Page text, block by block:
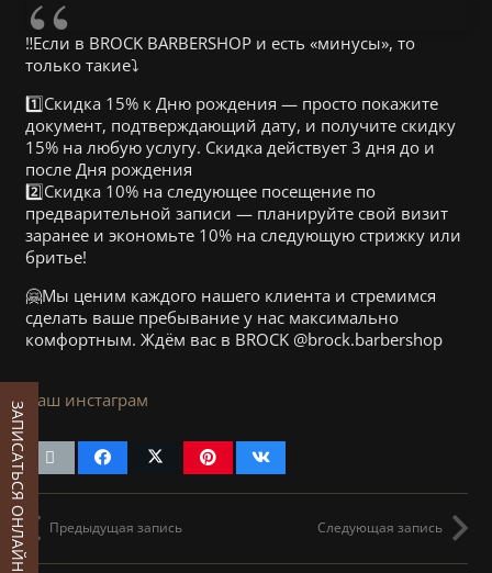
‼️Если в BROCK BARBERSHOP и есть «минусы», то
только такие⤵️
1️⃣Скидка 15% к Дню рождения — просто покажите
документ, подтверждающий дату, и получите скидку
15% на любую услугу. Скидка действует 3 дня до и
после Дня рождения
2️⃣Скидка 10% на следующее посещение по
предварительной записи — планируйте свой визит
заранее и экономьте 10% на следующую стрижку или
бритье!
🤗Мы ценим каждого нашего клиента и стремимся
сделать ваше пребывание у нас максимально
комфортным. Ждём вас в BROCK @brock.barbershop
Наш инстаграм
Предыдущая запись Следующая запись
ЗАПИСАТЬСЯ ОНЛАЙН